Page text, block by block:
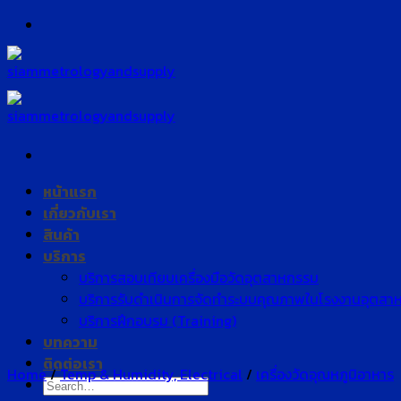
Skip
to
content
หน้าแรก
เกี่ยวกับเรา
สินค้า
บริการ
บริการสอบเทียบเครื่องมือวัดอุตสาหกรรม
บริการรับดำเนินการจัดทำระบบคุณภาพในโรงงานอุตสา
บริการฝึกอบรม (Training)
บทความ
ติดต่อเรา
Search
Home/Temp & Humidity, Electrical / เครื่องวัดอุณหภูมิอาหาร